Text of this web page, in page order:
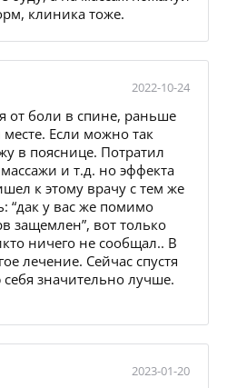
клиника тоже.
2022-10-24
от боли в спине, раньше
Если можно так
в пояснице. Потратил
и т.д. но эффекта
к этому врачу с тем же
“дак у вас же помимо
защемлен”, вот только
ничего не сообщал.. В
лечение. Сейчас спустя
значительно лучше.
2023-01-20